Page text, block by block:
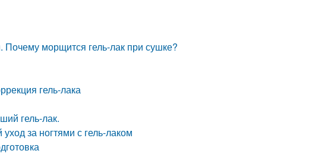
Почему морщится гель-лак при сушке?
гель-лака
гель-лак.
за ногтями с гель-лаком